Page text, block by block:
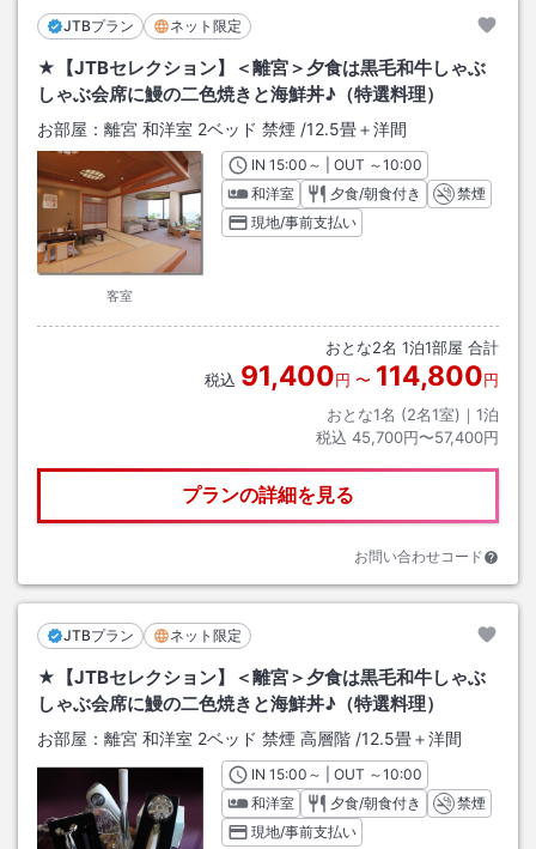
JTBプラン ネット限定
★【JTBセレクション】＜離宮＞夕食は黒毛和牛しゃぶ
しゃぶ会席に鰻の二色焼きと海鮮丼♪（特選料理）
お部屋： 離宮 和洋室 2ベッド 禁煙 /12.5畳＋洋間
客室
INチェックイン
15:00 ～ | OUT チェックアウト
～10:00
和洋室
夕食/朝食付き
禁煙
現地/事前支払い
おとな2名 1泊1部屋 合計
税込 91,400円 〜 114,800円
おとな1名 (2名1室)｜ 1泊
税込 45,700円〜57,400円
プランの詳細を見る
お問い合わせコード
JTBプラン ネット限定
★【JTBセレクション】＜離宮＞夕食は黒毛和牛しゃぶ
しゃぶ会席に鰻の二色焼きと海鮮丼♪（特選料理）
お部屋： 離宮 和洋室 2ベッド 禁煙 高層階 /12.5畳＋洋間
INチェックイン
15:00 ～ | OUT チェックアウト
～10:00
和洋室
夕食/朝食付き
禁煙
現地/事前支払い